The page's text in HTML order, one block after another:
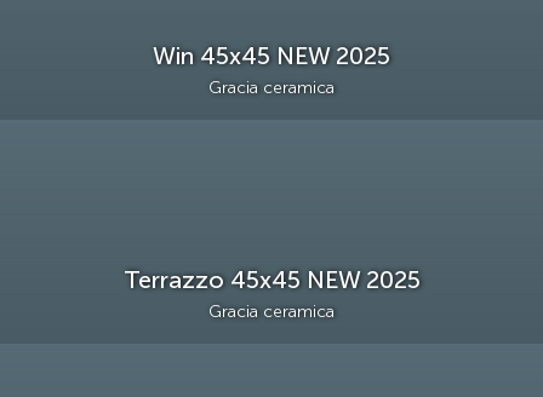
Win 45х45 NEW 2025
Gracia ceramica
Terrazzo 45х45 NEW 2025
Gracia ceramica